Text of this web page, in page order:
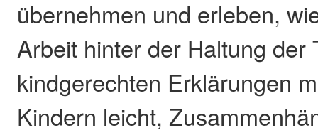
übernehmen und erleben,
Arbeit hinter der Haltung der
kindgerechten Erklärungen
Kindern leicht,